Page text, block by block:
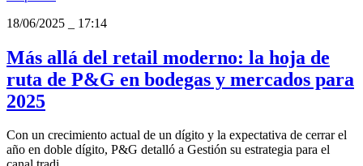
18/06/2025
17:14
Más allá del retail moderno: la hoja de
ruta de P&G en bodegas y mercados para
2025
Con un crecimiento actual de un dígito y la expectativa de cerrar el
año en doble dígito, P&G detalló a Gestión su estrategia para el